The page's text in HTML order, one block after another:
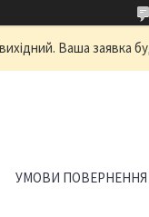
Ваша
УМОВИ ПОВЕРНЕННЯ